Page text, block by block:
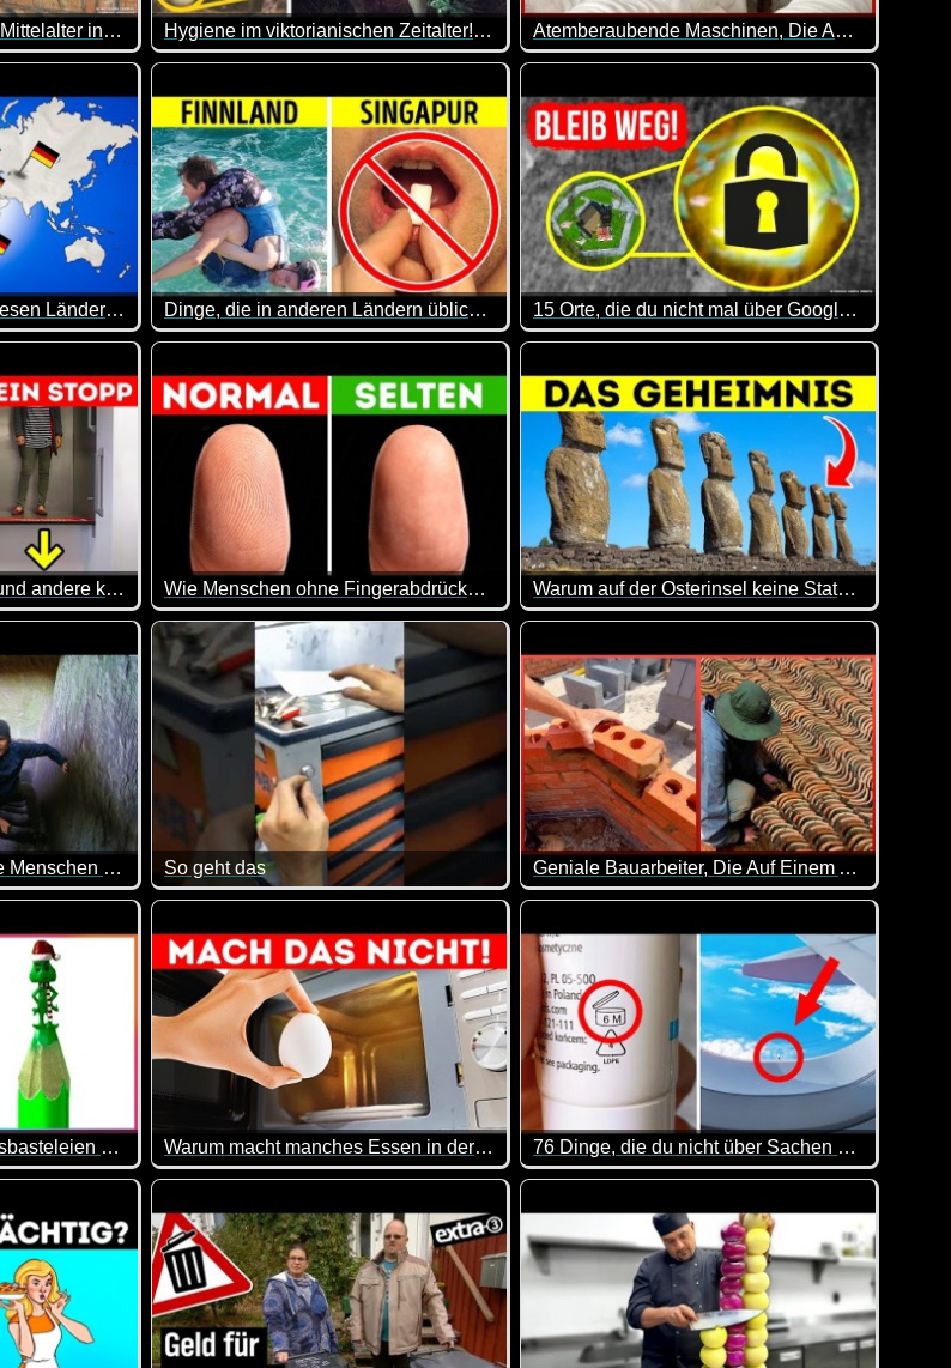
öffnen kann, sollte man (warum auch immer) dort eingesperrt sein, sollte man mal gehört haben.
Warum die Europäer im Mittelalter in Kisten schliefen
mehr über unbequeme Betten beschweren ;-)
Hygiene im viktorianischen Zeitalter! Wie haben Frauen in diesen Kleidern die Toilette benutzt?
Wie haben die Hygiene-Praktiken wohl damals ausgesehen? Hier erfährst du mehr.
Atemberaubende Maschinen, Die Auf Einem Anderen Level Sind - 2
In unserer postindustriellen Welt stoßen wir an
Rückzugsort für gesellige Treffen mit Freunden und Familie verwandeln lässt. Wenn du auf der Suche
Warum spricht man in diesen Ländern Deutsch?
haben Deutsch als ihre Muttersprache. Allerdings nutzen weltweit insgesamt 130 Millionen Menschen
Dinge, die in anderen Ländern üblich sind, in deinem Land aber absurd erscheinen
Eine lustige Sache, dass Leute einem riesigen Käserad hinterherrennen, das einen Abhang
15 Orte, die du nicht mal über Google Maps erkunden kannst
Sehr interessant, welche geheimen bzw. hoch
es solche Fake Häuser gibt.
Fahrstühle ohne Türen und andere kuriose Erfindungen, die es heute noch gibt
spannend, andererseits bringt er einen auch leicht ins Schwitzen :-)
Wie Menschen ohne Fingerabdrücke im Leben klarkommen
Was man alles für Probleme haben kann, wenn man keine Fingerabdrücke abgeben kann,
Warum auf der Osterinsel keine Statuen mehr errichtet wurden
Hier kann man mal wieder was lernen. Sehr
definitiv. Und wie alles, was gut schmeckt, hat es natürlich auch nicht wenige Kalorien ;-)
Die 6 tiefsten Löcher, die Menschen bisher gegraben haben
man für einen Brunnen gegraben hat.
So geht das
Falls du auch mal deinen Schlüssel verloren haben solltest ;-)
Geniale Bauarbeiter, Die Auf Einem Anderen Niveau Sind - 41
Einfach zuschauen und staunen. Sehr genial
Erstaunliche Weihnachtsbasteleien Und -Dekorationen
dabei. Vielleicht ist das ein oder andere ja eine Anregung für dich. Viel Spaß beim Ansehen.
Warum macht manches Essen in der Mikrowelle Boom
Eier in der Mikrowelle sind gar keine gute Idee ;-)
76 Dinge, die du nicht über Sachen weißt, die dich umgeben
Auch wenn man das ein oder andere bestimmt